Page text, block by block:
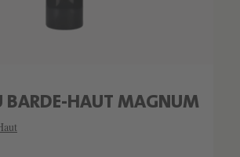
BARDE-HAUT MAGNUM